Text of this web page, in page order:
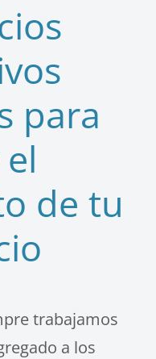
para
de tu
trabajamos
a los